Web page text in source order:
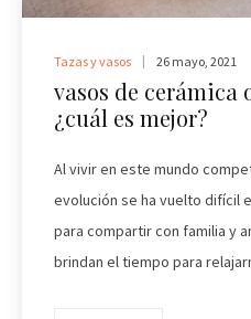
Tazas y vasos 26 mayo, 2021
vasos de cerámica
¿cuál es mejor?
Al vivir en este mundo
evolución se ha vuelto difícil
para compartir con familia y
brindan el tiempo para